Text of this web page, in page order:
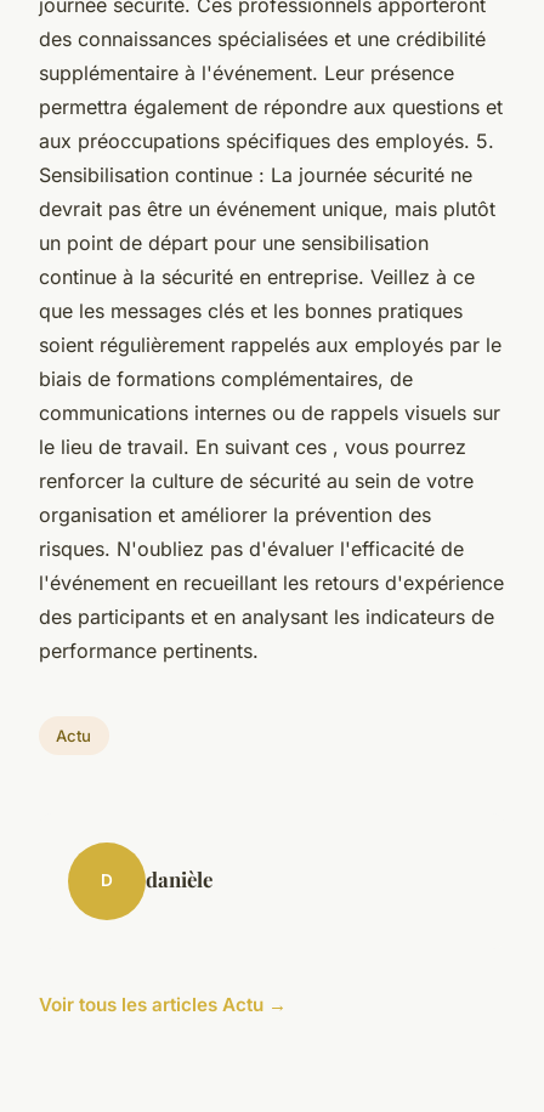
des connaissances spécialisées et une crédibilité
supplémentaire à l'événement. Leur présence
permettra également de répondre aux questions et
aux préoccupations spécifiques des employés. 5.
Sensibilisation continue : La journée sécurité ne
devrait pas être un événement unique, mais plutôt
un point de départ pour une sensibilisation
continue à la sécurité en entreprise. Veillez à ce
que les messages clés et les bonnes pratiques
soient régulièrement rappelés aux employés par le
biais de formations complémentaires, de
communications internes ou de rappels visuels sur
le lieu de travail. En suivant ces , vous pourrez
renforcer la culture de sécurité au sein de votre
organisation et améliorer la prévention des
risques. N'oubliez pas d'évaluer l'efficacité de
l'événement en recueillant les retours d'expérience
des participants et en analysant les indicateurs de
performance pertinents.
Actu
D danièle
Voir tous les articles Actu →